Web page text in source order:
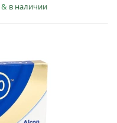
& в наличии